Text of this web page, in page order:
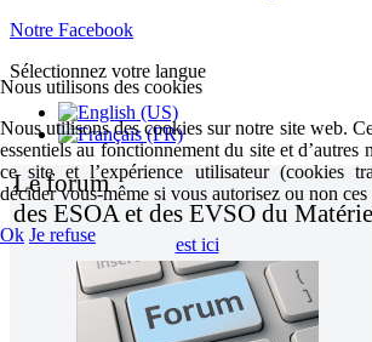
Notre Facebook
Sélectionnez votre langue
Le forum
des ESOA et des EVSO du
est ici
Nous utilisons des cookies
Nous utilisons des cookies sur notre site web.
essentiels au fonctionnement du site et d’autres
ce site et l’expérience utilisateur (cookies
décider vous-même si vous autorisez ou non ces
Ok Je refuse